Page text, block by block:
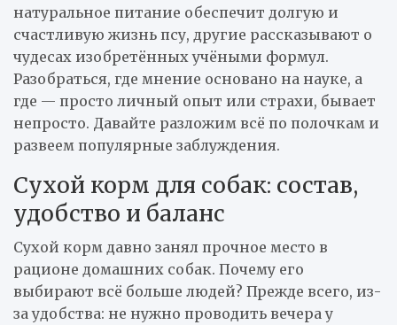
натуральное питание обеспечит долгую и
счастливую жизнь псу, другие рассказывают о
чудесах изобретённых учёными формул.
Разобраться, где мнение основано на науке, а
где — просто личный опыт или страхи, бывает
непросто. Давайте разложим всё по полочкам и
развеем популярные заблуждения.
Сухой корм для собак: состав,
удобство и баланс
Сухой корм давно занял прочное место в
рационе домашних собак. Почему его
выбирают всё больше людей? Прежде всего, из-
за удобства: не нужно проводить вечера у